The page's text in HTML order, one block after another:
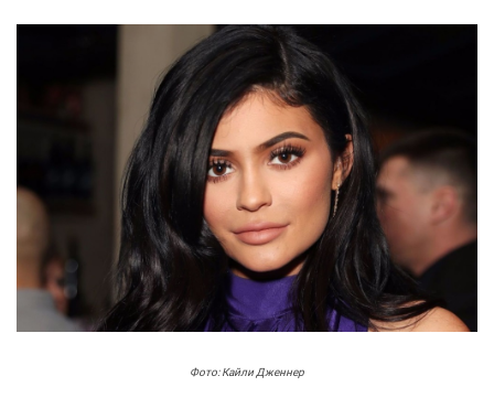
Фото: Кайли Дженнер